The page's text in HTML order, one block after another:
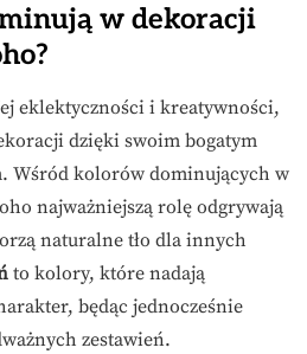
w dekoracji
eklektyczności i kreatywności,
dzięki swoim bogatym
Wśród kolorów dominujących w
najważniejszą rolę odgrywają
naturalne tło dla innych
to kolory, które nadają
będąc jednocześnie
zestawień.